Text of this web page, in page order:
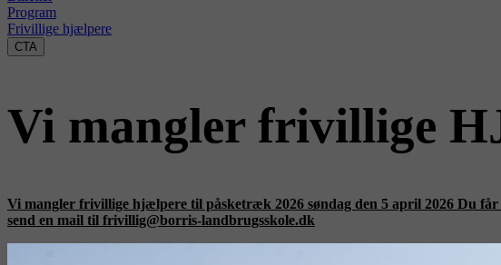
Program
Frivillige hjælpere
CTA
Vi mangler frivillige
Vi mangler frivillige hjælpere til påsketræk 2026 søndag den 5 april 2026 Du
send en mail til frivillig@borris-landbrugsskole.dk